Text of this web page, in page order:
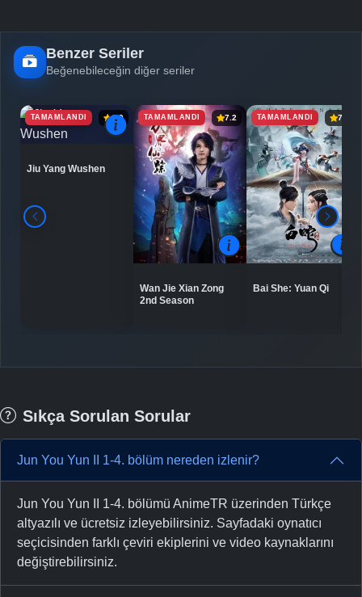
Benzer Seriler
Beğenebileceğin diğer seriler
TAMAMLANDI 6.9
Jiu Yang Wushen
TAMAMLANDI 7.2
Wan Jie Xian Zong
2nd Season
TAMAMLANDI 7.5
Bai She: Yuan Qi
Sıkça Sorulan Sorular
Jun You Yun II 1-4. bölüm nereden izlenir?
Jun You Yun II 1-4. bölümü AnimeTR üzerinden Türkçe
altyazılı ve ücretsiz izleyebilirsiniz. Sayfadaki oynatıcı
seçicisinden farklı çeviri ekiplerini ve video kaynaklarını
değiştirebilirsiniz.